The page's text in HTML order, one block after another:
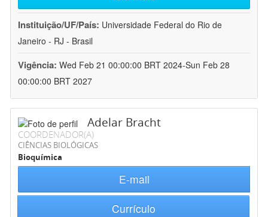
Instituição/UF/País: Universidade Federal do Rio de
Janeiro - RJ - Brasil
Vigência: Wed Feb 21 00:00:00 BRT 2024-Sun Feb 28
00:00:00 BRT 2027
Adelar Bracht
COORDENADOR(A)
CIÊNCIAS BIOLÓGICAS
Bioquímica
E-mail
Currículo